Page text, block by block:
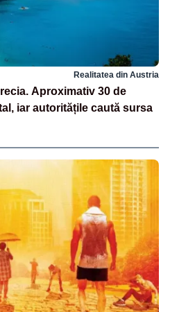
Realitatea din Austria
Aproximativ 30 de
iar autoritățile caută sursa